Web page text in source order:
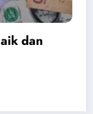
Gimana